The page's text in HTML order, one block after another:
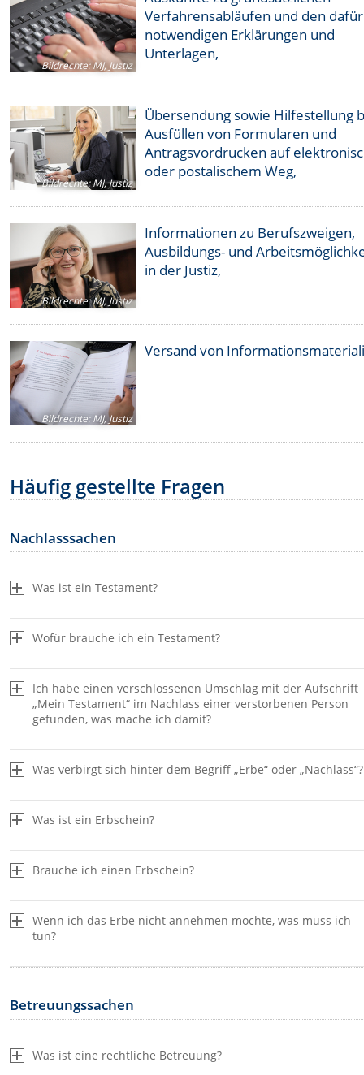
Bildrechte:MJ, Justiz
Verfahrensabläufen und den
notwendigen Erklärungen und
Unterlagen,
Bildrechte:MJ, Justiz
Übersendung sowie Hilfestellung
Ausfüllen von Formularen und
Antragsvordrucken auf
oder postalischem Weg,
Bildrechte:MJ, Justiz
Informationen zu Berufszweigen,
Ausbildungs- und
in der Justiz,
Bildrechte:MJ, Justiz
Versand von
Häufig gestellte Fragen
Nachlasssachen
Was ist ein Testament?
Wofür brauche ich ein Testament?
Ich habe einen verschlossenen Umschlag mit der Aufschrift
„Mein Testament“ im Nachlass einer verstorbenen Person
gefunden, was mache ich damit?
Was verbirgt sich hinter dem Begriff „Erbe“ oder „Nachlass“?
Was ist ein Erbschein?
Brauche ich einen Erbschein?
Wenn ich das Erbe nicht annehmen möchte, was muss ich
tun?
Betreuungssachen
Was ist eine rechtliche Betreuung?